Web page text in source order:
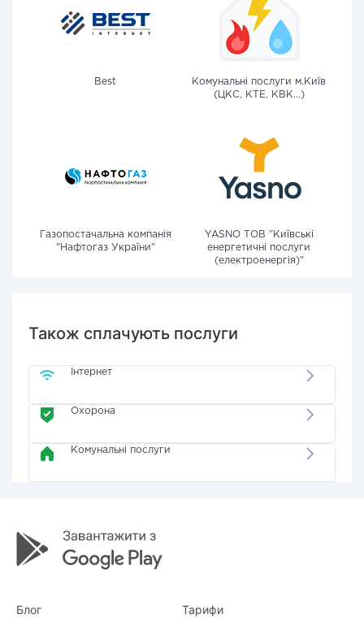
Best
Комунальні послуги м.Київ
(ЦКС, КТЕ, КВК...)
Газопостачальна компанія
"Нафтогаз України"
YASNO ТОВ "Київські
енергетичні послуги
(електроенергія)"
Також сплачують послуги
Інтернет
Охорона
Комунальні послуги
Блог Тарифи